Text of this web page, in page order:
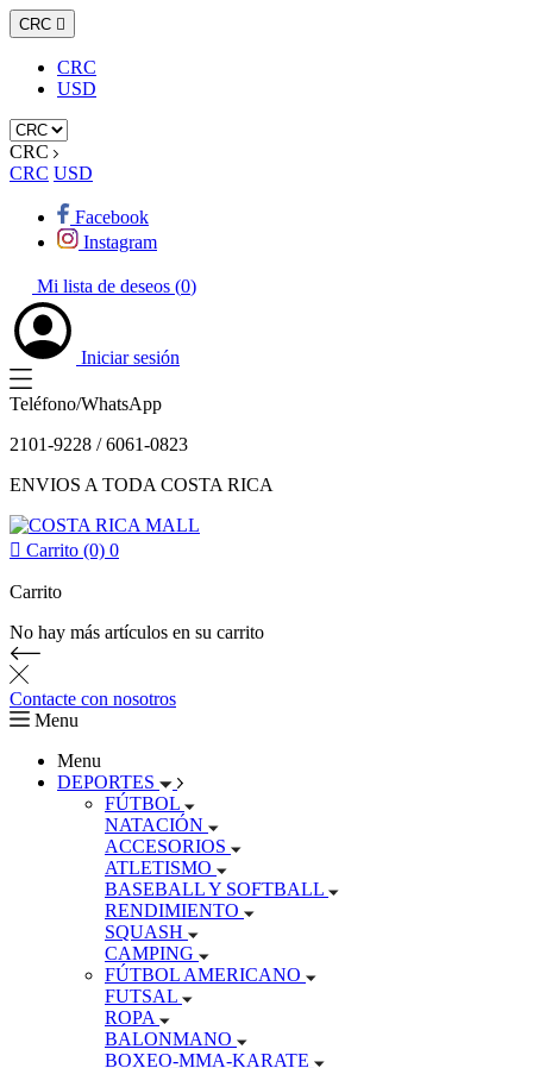
CRC 
CRC
USD
CRC
CRC USD
Facebook
Instagram
Mi lista de deseos (0)
Iniciar sesión
Teléfono/WhatsApp
2101-9228 / 6061-0823
ENVIOS A TODA COSTA RICA
 Carrito (0) 0
Carrito
No hay más artículos en su carrito
Contacte con nosotros
Menu
Menu
DEPORTES
FÚTBOL
NATACIÓN
ACCESORIOS
ATLETISMO
BASEBALL Y SOFTBALL
RENDIMIENTO
SQUASH
CAMPING
FÚTBOL AMERICANO
FUTSAL
ROPA
BALONMANO
BOXEO-MMA-KARATE